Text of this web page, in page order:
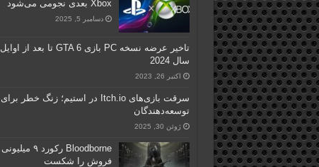
Xbox بعدی نجومی می‌شود
دسامبر 5, 2025
تاخیر عرضه نسخه PC بازی GTA 6 تا بعد از اوایل
سال 2024
اکتبر 26, 2023
سرقت بازی‌های Itch.io در استیم؛ زنگ خطر برای
توسعه‌دهندگان
ژوئن 30, 2025
Bloodborne رکورد ۹ میلیونی
فروش را شکست